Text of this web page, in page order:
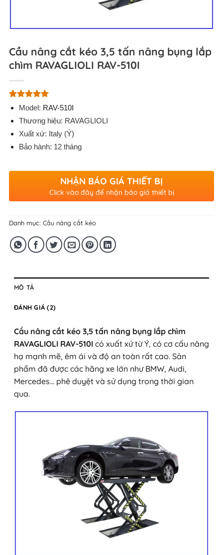
Cầu nâng cắt kéo 3,5 tấn nâng bụng lắp
chìm RAVAGLIOLI RAV-510I
5.00trên 5
2
đánh giá
Model: RAV-510I
Thương hiệu: RAVAGLIOLI
Xuất xứ: Italy (Ý)
Bảo hành: 12 tháng
NHẬN BÁO GIÁ THIẾT BỊ
Click vào đây để nhận báo giá thiết bị
Danh mục: Cầu nâng cắt kéo
MÔ TẢ
ĐÁNH GIÁ (2)
Cầu nâng cắt kéo 3,5 tấn nâng bụng lắp chìm
RAVAGLIOLI RAV-510I có xuất xứ từ Ý, có cơ cấu nâng
hạ mạnh mẽ, êm ái và độ an toàn rất cao. Sản
phẩm đã được các hãng xe lớn như BMW, Audi,
Mercedes… phê duyệt và sử dụng trong thời gian
qua.